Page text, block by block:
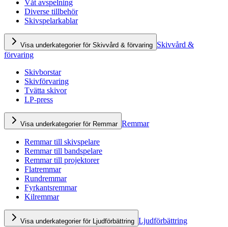
Våt avspelning
Diverse tillbehör
Skivspelarkablar
Visa underkategorier för Skivvård & förvaring Skivvård &
förvaring
Skivborstar
Skivförvaring
Tvätta skivor
LP-press
Visa underkategorier för Remmar Remmar
Remmar till skivspelare
Remmar till bandspelare
Remmar till projektorer
Flatremmar
Rundremmar
Fyrkantsremmar
Kilremmar
Visa underkategorier för Ljudförbättring Ljudförbättring